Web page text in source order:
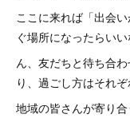
ここに来れば「出会
ぐ場所になったらい
ん、友だちと待ち合
り、過ごし方はそれぞ
地域の皆さんが寄り